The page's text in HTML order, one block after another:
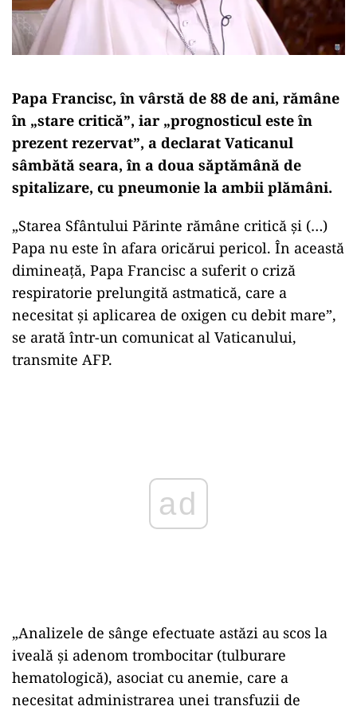
Papa Francisc, în vârstă de 88 de ani, rămâne
în „stare critică”, iar „prognosticul este în
prezent rezervat”, a declarat Vaticanul
sâmbătă seara, în a doua săptămână de
spitalizare, cu pneumonie la ambii plămâni.
„Starea Sfântului Părinte rămâne critică și (…)
Papa nu este în afara oricărui pericol. În această
dimineață, Papa Francisc a suferit o criză
respiratorie prelungită astmatică, care a
necesitat și aplicarea de oxigen cu debit mare”,
se arată într-un comunicat al Vaticanului,
transmite AFP.
„Analizele de sânge efectuate astăzi au scos la
iveală și adenom trombocitar (tulburare
hematologică), asociat cu anemie, care a
necesitat administrarea unei transfuzii de